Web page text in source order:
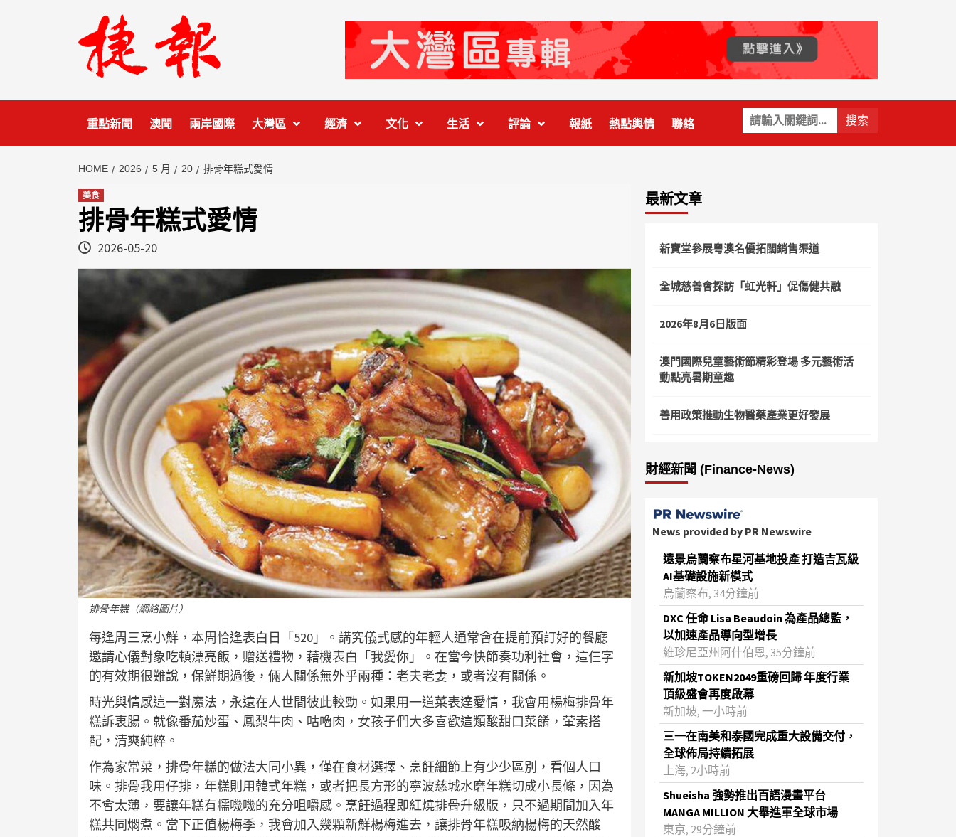
關
鍵
字:
重點新聞 澳聞 兩岸國際 大灣區 經濟 文化 生活 評論 報紙 熱點輿情 聯絡
HOME 2026 5 月 20 排骨年糕式愛情
美食
排骨年糕式愛情
2026-05-20
排骨年糕（網絡圖片）
每逢周三烹小鮮，本周恰逢表白日「520」。講究儀式感的年輕人通常會在提前預訂好的餐廳
邀請心儀對象吃頓漂亮飯，贈送禮物，藉機表白「我愛你」。在當今快節奏功利社會，這仨字
的有效期很難說，保鮮期過後，倆人關係無外乎兩種：老夫老妻，或者沒有關係。
時光與情感這一對魔法，永遠在人世間彼此較勁。如果用一道菜表達愛情，我會用楊梅排骨年
糕訴衷腸。就像番茄炒蛋、鳳梨牛肉、咕嚕肉，女孩子們大多喜歡這類酸甜口菜餚，葷素搭
配，清爽純粹。
作為家常菜，排骨年糕的做法大同小異，僅在食材選擇、烹飪細節上有少少區別，看個人口
味。排骨我用仔排，年糕則用韓式年糕，或者把長方形的寧波慈城水磨年糕切成小長條，因為
不會太薄，要讓年糕有糯嘰嘰的充分咀嚼感。烹飪過程即紅燒排骨升級版，只不過期間加入年
糕共同燜煮。當下正值楊梅季，我會加入幾顆新鮮楊梅進去，讓排骨年糕吸納楊梅的天然酸
最新文章
新寶堂參展粵澳名優拓闊銷售渠道
全城慈善會探訪「虹光軒」促傷健共融
2026年8月6日版面
澳門國際兒童藝術節精彩登場 多元藝術活
動點亮暑期童趣
善用政策推動生物醫藥產業更好發展
財經新聞 (Finance-News)
News provided by PR Newswire
遠景烏蘭察布星河基地投產 打造吉瓦級
AI基礎設施新模式
烏蘭察布, 34分鐘前
DXC 任命 Lisa Beaudoin 為產品總監，
以加速產品導向型增長
維珍尼亞州阿什伯恩, 35分鐘前
新加坡TOKEN2049重磅回歸 年度行業
頂級盛會再度啟幕
新加坡, 一小時前
三一在南美和泰國完成重大設備交付，
全球佈局持續拓展
上海, 2小時前
Shueisha 強勢推出百語漫畫平台
MANGA MILLION 大舉進軍全球市場
東京, 29分鐘前